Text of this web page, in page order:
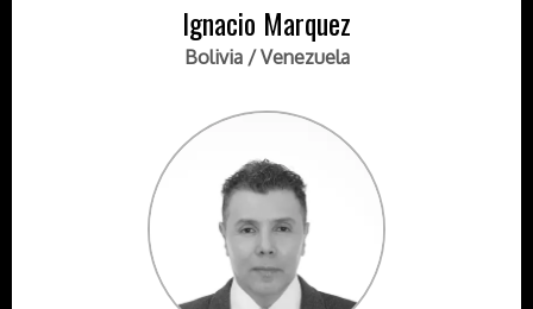
Ignacio Marquez
Bolivia / Venezuela